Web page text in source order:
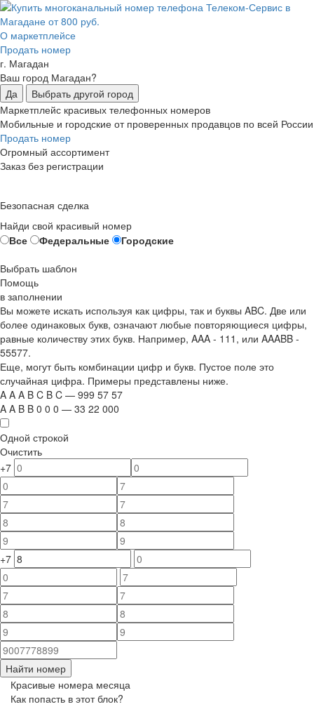
О маркетплейсе
Продать номер
г. Магадан
Ваш город Магадан?
Да
Выбрать другой город
Маркетплейс красивых телефонных номеров
Мобильные и городские от проверенных продавцов по всей России
Продать номер
Огромный ассортимент
Заказ без регистрации
Безопасная сделка
Найди свой красивый номер
Все
Федеральные
Городские
Выбрать шаблон
Помощь
в заполнении
Вы можете искать используя как цифры, так и буквы ABC. Две или
более одинаковых букв, означают любые повторяющиеся цифры,
равные количеству этих букв. Например, AAA - 111 , или AAABB -
55577.
Еще, могут быть комбинации цифр и букв. Пустое поле это
случайная цифра. Примеры представлены ниже.
A A A B C B C — 999 57 57
A A B B 0 0 0 — 33 22 000
Одной строкой
Очистить
+7
+7
Найти номер
Красивые номера месяца
Как попасть в этот блок?